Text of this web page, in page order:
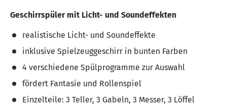
Geschirrspüler mit Licht- und Soundeffekten
realistische Licht- und Soundeffekte
inklusive Spielzeuggeschirr in bunten Farben
4 verschiedene Spülprogramme zur Auswahl
fördert Fantasie und Rollenspiel
Einzelteile: 3 Teller, 3 Gabeln, 3 Messer, 3 Löffel